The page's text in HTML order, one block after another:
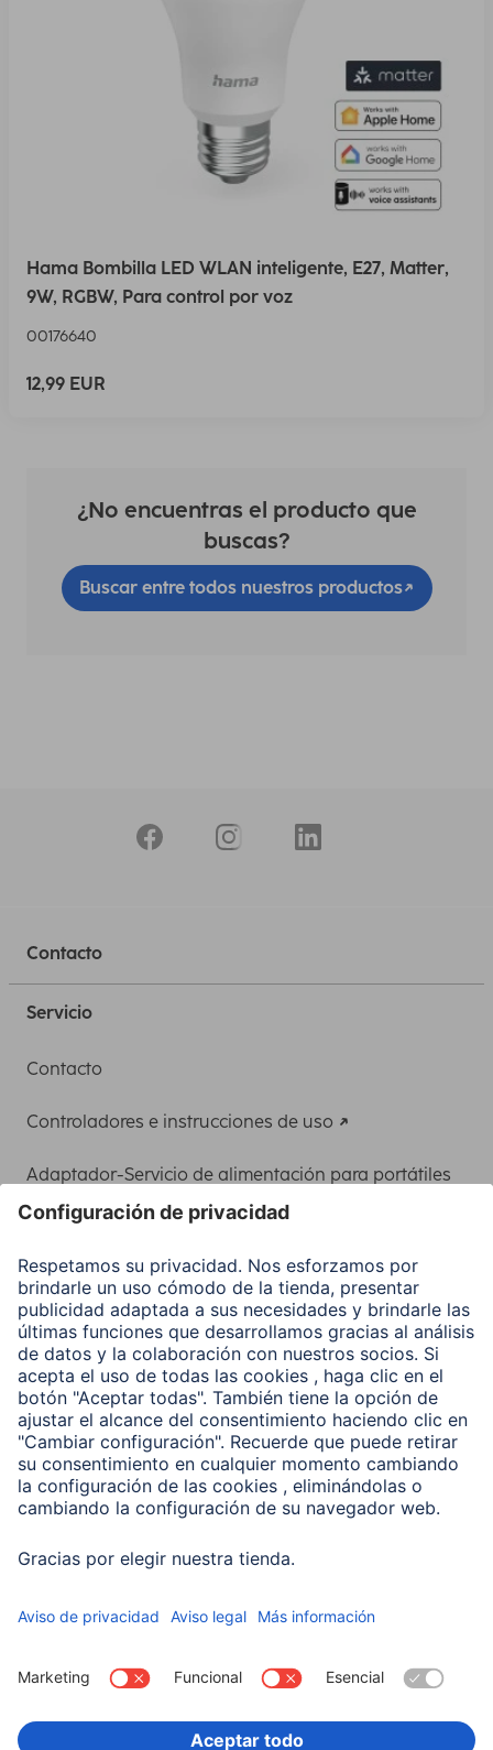
Hama Bombilla LED WLAN inteligente, E27, Matter,
9W, RGBW, Para control por voz
00176640
12,99 EUR
¿No encuentras el producto que
buscas?
Buscar entre todos nuestros productos
Contacto
Servicio
Contacto
Controladores e instrucciones de uso
Adaptador-Servicio de alimentación para portátiles
Clientes online
Conviértete en distribuidor
Compañía
Historia de la empresa
Hama en todo el Mundo
Sostenibilidad
Business-Portal